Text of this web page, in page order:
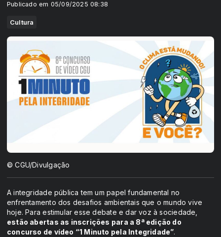
Publicado em 05/09/2025 08:38
Cultura
© CGU/Divulgação
A integridade pública tem um papel fundamental no
enfrentamento dos desafios ambientais que o mundo vive
hoje. Para estimular esse debate e dar voz à sociedade,
estão abertas as inscrições para a 8ª edição do
concurso de vídeo “1 Minuto pela Integridade”.